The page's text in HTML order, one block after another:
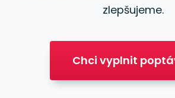
zlepšujeme.
Chci vyplnit